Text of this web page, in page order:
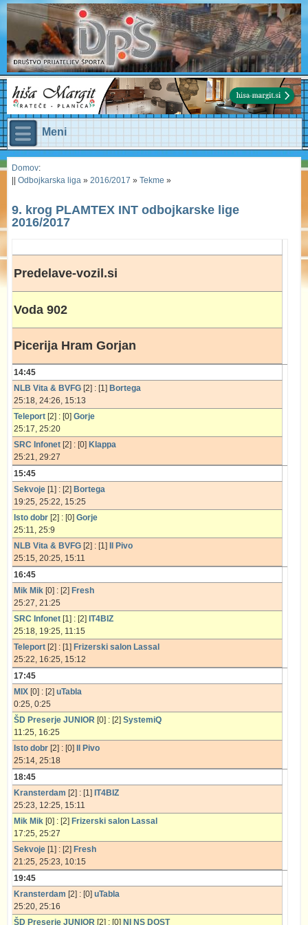
Meni
Domov:
Odbojkarska liga » 2016/2017 » Tekme »
9. krog PLAMTEX INT odbojkarske lige
2016/2017
Predelave-vozil.si
Voda 902
Picerija Hram Gorjan
14:45
NLB Vita & BVFG [2] : [1] Bortega
25:18, 24:26, 15:13
Teleport [2] : [0] Gorje
25:17, 25:20
SRC Infonet [2] : [0] Klappa
25:21, 29:27
15:45
Sekvoje [1] : [2] Bortega
19:25, 25:22, 15:25
Isto dobr [2] : [0] Gorje
25:11, 25:9
NLB Vita & BVFG [2] : [1]
Il Pivo
25:15, 20:25, 15:11
16:45
Mik Mik [0] : [2] Fresh
25:27, 21:25
SRC Infonet [1] : [2] IT4BIZ
25:18, 19:25, 11:15
Teleport [2] : [1] Frizerski salon Lassal
25:22, 16:25, 15:12
17:45
MIX [0] : [2] uTabla
0:25, 0:25
ŠD Preserje JUNIOR [0] : [2] SystemiQ
11:25, 16:25
Isto dobr [2] : [0]
Il Pivo
25:14, 25:18
18:45
Kransterdam [2] : [1] IT4BIZ
25:23, 12:25, 15:11
Mik Mik [0] : [2] Frizerski salon Lassal
17:25, 25:27
Sekvoje [1] : [2] Fresh
21:25, 25:23, 10:15
19:45
Kransterdam [2] : [0] uTabla
25:20, 25:16
ŠD Preserje JUNIOR [2] : [0] NI NS DOST